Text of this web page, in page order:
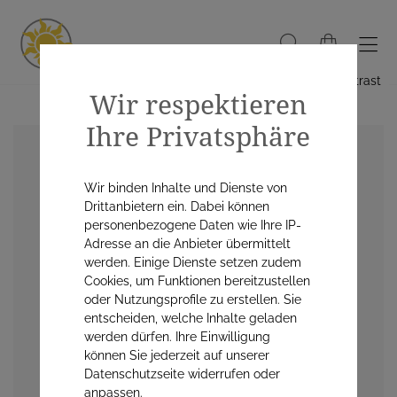
Hoher Kontrast
Wir respektieren
Ihre Privatsphäre
Wir binden Inhalte und Dienste von
Drittanbietern ein. Dabei können
personenbezogene Daten wie Ihre IP-
Adresse an die Anbieter übermittelt
werden. Einige Dienste setzen zudem
Cookies, um Funktionen bereitzustellen
oder Nutzungsprofile zu erstellen. Sie
entscheiden, welche Inhalte geladen
werden dürfen. Ihre Einwilligung
können Sie jederzeit auf unserer
Datenschutzseite widerrufen oder
anpassen.